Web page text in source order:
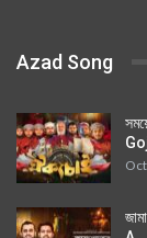
Azad Song